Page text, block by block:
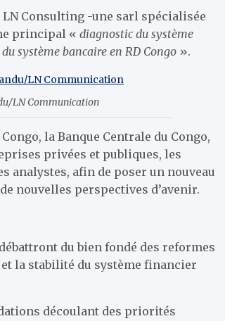
Consulting -une sarl spécialisée
principal « diagnostic du système
système bancaire en RD Congo ».
LN Communication
la Banque Centrale du Congo,
privées et publiques, les
analystes, afin de poser un nouveau
nouvelles perspectives d’avenir.
du bien fondé des reformes
la stabilité du système financier
découlant des priorités